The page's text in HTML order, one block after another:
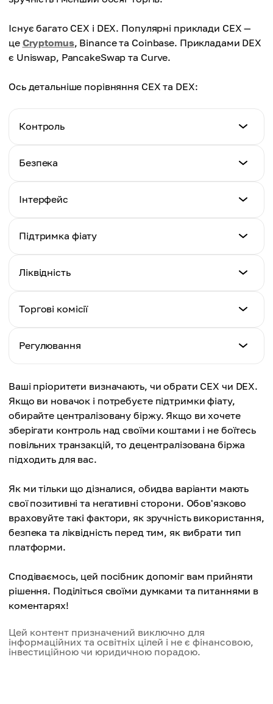
Існує багато CEX і DEX. Популярні приклади CEX —
це Cryptomus, Binance та Coinbase. Прикладами DEX
є Uniswap, PancakeSwap та Curve.
Ось детальніше порівняння CEX та DEX:
Контроль
Централізована біржа (CEX)
Децентралізована біржа (DEX)
ключами
Безпека
Централізована біржа (CEX)
Децентралізована біржа (DEX)
самоконтроль
Інтерфейс
Централізована біржа (CEX)
Децентралізована біржа (DEX)
складним для новачків
Підтримка фіату
Централізована біржа (CEX)
Обмежена або відсутня підтримка фіату
Ліквідність
Централізована біржа (CEX)
Децентралізована біржа (DEX)
Торгові комісії
Централізована біржа (CEX)
Децентралізована біржа (DEX)
Нижчі комісії
Регулювання
Підлягає регулюванню та вимогам KYC
Децентралізована біржа (DEX)
Менш регульовані
Ваші пріоритети визначають, чи обрати CEX чи DEX.
Якщо ви новачок і потребуєте підтримки фіату,
обирайте централізовану біржу. Якщо ви хочете
зберігати контроль над своїми коштами і не боїтесь
повільних транзакцій, то децентралізована біржа
підходить для вас.
Як ми тільки що дізналися, обидва варіанти мають
свої позитивні та негативні сторони. Обов'язково
враховуйте такі фактори, як зручність використання,
безпека та ліквідність перед тим, як вибрати тип
платформи.
Сподіваємось, цей посібник допоміг вам прийняти
рішення. Поділіться своїми думками та питаннями в
коментарях!
Цей контент призначений виключно для
інформаційних та освітніх цілей і не є фінансовою,
інвестиційною чи юридичною порадою.